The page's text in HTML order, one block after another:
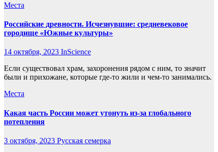
Места
Российские древности. Исчезнувшие: средневековое
городище «Южные культуры»
14 октября, 2023 InScience
Если существовал храм, захоронения рядом с ним, то значит
были и прихожане, которые где-то жили и чем-то занимались.
Места
Какая часть России может утонуть из-за глобального
потепления
3 октября, 2023 Русская семерка